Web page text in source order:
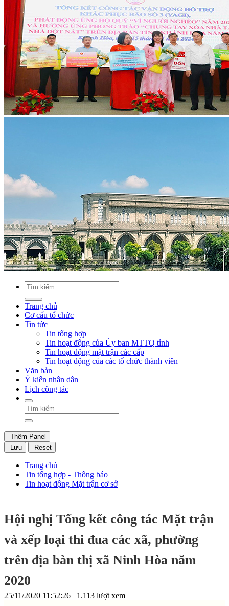
Trang chủ
Cơ cấu tổ chức
Tin tức
Tin tổng hợp
Tin hoạt động của Ủy ban MTTQ tỉnh
Tin hoạt động mặt trận các cấp
Tin hoạt động của các tổ chức thành viên
Văn bản
Ý kiến nhân dân
Lịch công tác
Thêm Panel
Lưu
Reset
Trang chủ
Tin tổng hợp - Thông báo
Tin hoạt động Mặt trận cơ sở
Hội nghị Tổng kết công tác Mặt trận
và xếp loại thi đua các xã, phường
trên địa bàn thị xã Ninh Hòa năm
2020
25/11/2020 11:52:26 1.113 lượt xem